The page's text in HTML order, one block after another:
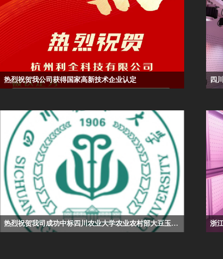
热烈祝贺我公司获得国家高新技术企业认定
热烈祝贺我司成功中标四川农业大学农业农村部大豆玉米带状复合种植综合科研试验基地种质资源库和温室设备采购项目---人工气候室（智能温室）和种质资源库 浙